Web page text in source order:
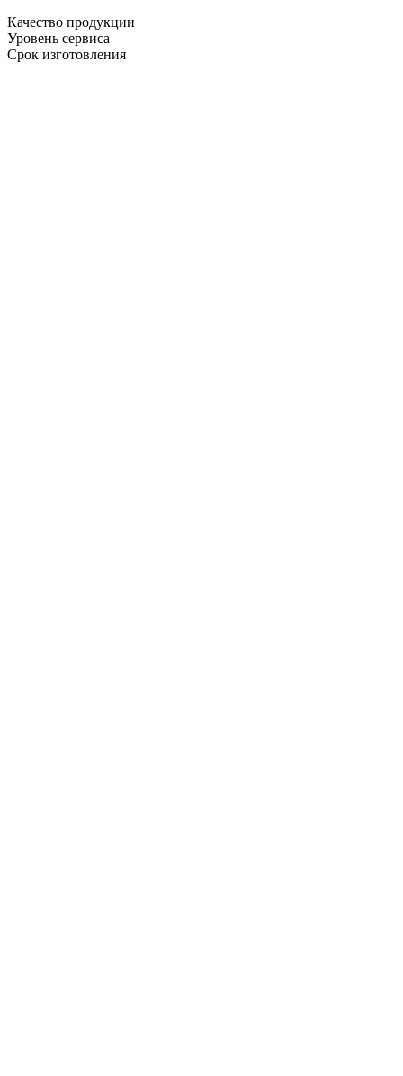
Качество продукции
Уровень сервиса
Срок изготовления